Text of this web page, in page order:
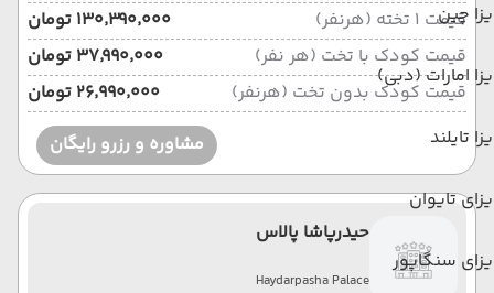
چین
امارات (دبی)
تایلند
تایوان
سنگاپور
قیمت 1 تخته (هرنفر)
۱۳۰٬۳۹۰٬۰۰۰ تومان
قیمت کودک با تخت (هر نفر)
۳۷٬۹۹۰٬۰۰۰ تومان
قیمت کودک بدون تخت (هرنفر)
۲۶٬۹۹۰٬۰۰۰ تومان
مشاوره و رزرو رایگان
حیدرپاشا پالاس
Haydarpasha Palace